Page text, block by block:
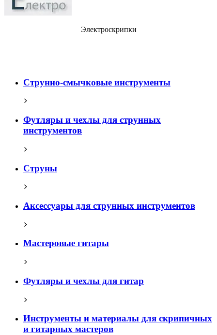
Электроскрипки
Струнно-смычковые инструменты
Футляры и чехлы для струнных
инструментов
Струны
Аксессуары для струнных инструментов
Мастеровые гитары
Футляры и чехлы для гитар
Инструменты и материалы для скрипичных
и гитарных мастеров